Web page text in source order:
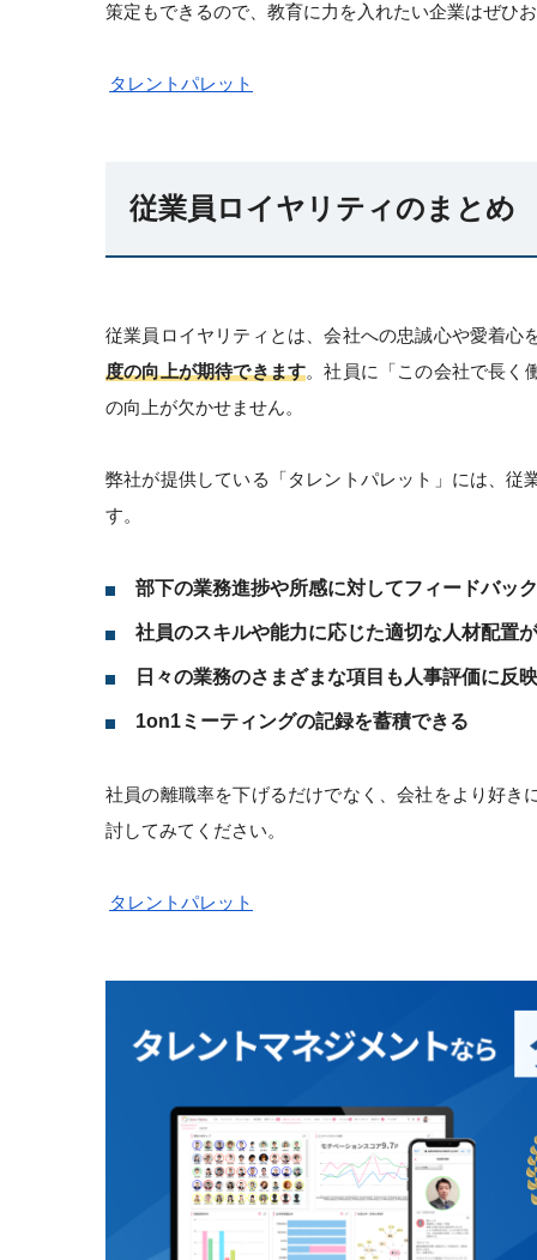
策定もできるので、教育に力を入れたい企業はぜひ
タレントパレット
従業員ロイヤリティのまとめ
従業員ロイヤリティとは、会社への忠誠心や愛着心
度の向上が期待できます。社員に「この会社で長く
の向上が欠かせません。
弊社が提供している「タレントパレット」には、
す。
部下の業務進捗や所感に対してフィードバッ
社員のスキルや能力に応じた適切な人材配置
日々の業務のさまざまな項目も人事評価に反
1on1ミーティングの記録を蓄積できる
社員の離職率を下げるだけでなく、会社をより好
討してみてください。
タレントパレット